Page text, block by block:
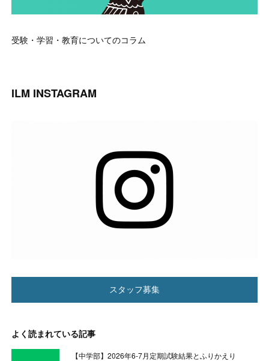
受験・学習・教育についてのコラム
ILM INSTAGRAM
スタッフ募集
よく読まれている記事
【中学部】2026年6-7月定期試験結果とふりかえり